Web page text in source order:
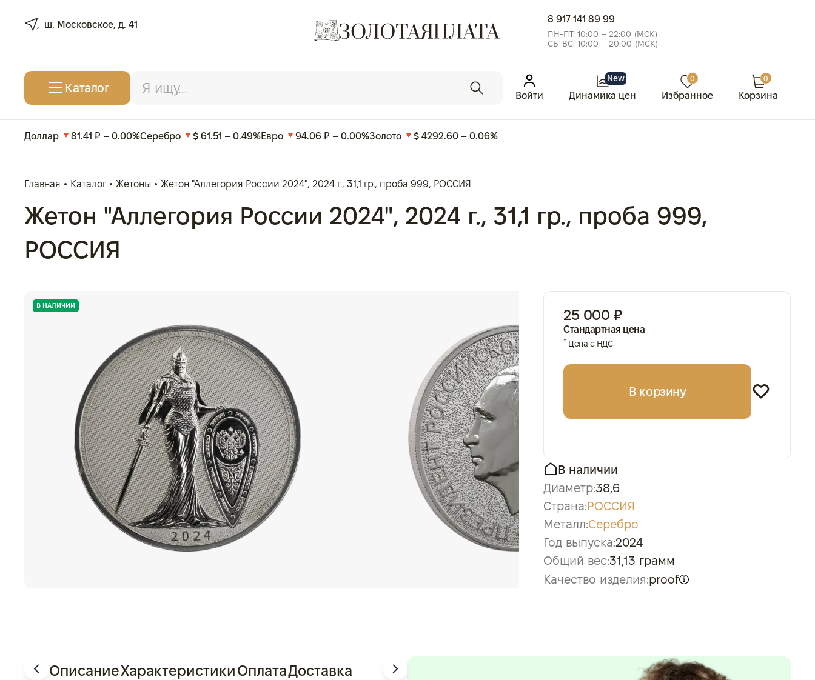
ш. Московское, д. 41 8 917 141 89 99
ПН-ПТ: 10:00 – 22:00 (МСК)
СБ-ВС: 10:00 – 20:00 (МСК)
Каталог
Войти
New
Динамика цен
0
Избранное
0
Корзина
Доллар 81.41 ₽ – 0.00%Серебро $ 61.51 – 0.49%Евро 94.06 ₽ – 0.00%Золото $ 4292.60 – 0.06%
Главная Каталог Жетоны Жетон "Аллегория России 2024", 2024 г., 31,1 гр., проба 999, РОССИЯ
Жетон "Аллегория России 2024", 2024 г., 31,1 гр., проба 999,
РОССИЯ
В НАЛИЧИИ
25 000 ₽
Стандартная цена
*Цена с НДС
В корзину
В наличии
Диаметр:38,6
Страна:РОССИЯ
Металл:Серебро
Год выпуска:2024
Общий вес:31,13 грамм
Качество изделия:proof
ОписаниеХарактеристикиОплатаДоставка